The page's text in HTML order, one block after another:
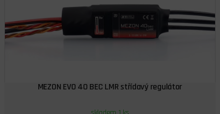
MEZON EVO 40 BEC LMR střídavý regulátor